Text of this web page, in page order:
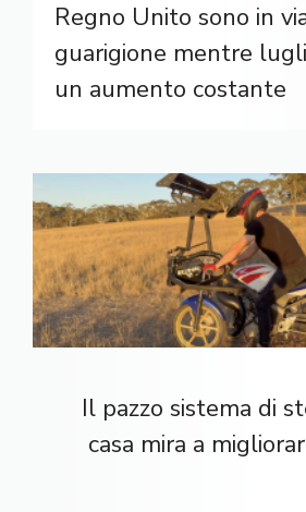
Regno Unito sono in
guarigione mentre
un aumento costante
Il pazzo sistema di
casa mira a